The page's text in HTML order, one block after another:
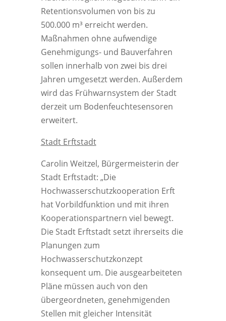
Retentionsvolumen von bis zu
500.000 m³ erreicht werden.
Maßnahmen ohne aufwendige
Genehmigungs- und Bauverfahren
sollen innerhalb von zwei bis drei
Jahren umgesetzt werden. Außerdem
wird das Frühwarnsystem der Stadt
derzeit um Bodenfeuchtesensoren
erweitert.
Stadt Erftstadt
Carolin Weitzel, Bürgermeisterin der
Stadt Erftstadt: „Die
Hochwasserschutzkooperation Erft
hat Vorbildfunktion und mit ihren
Kooperationspartnern viel bewegt.
Die Stadt Erftstadt setzt ihrerseits die
Planungen zum
Hochwasserschutzkonzept
konsequent um. Die ausgearbeiteten
Pläne müssen auch von den
übergeordneten, genehmigenden
Stellen mit gleicher Intensität